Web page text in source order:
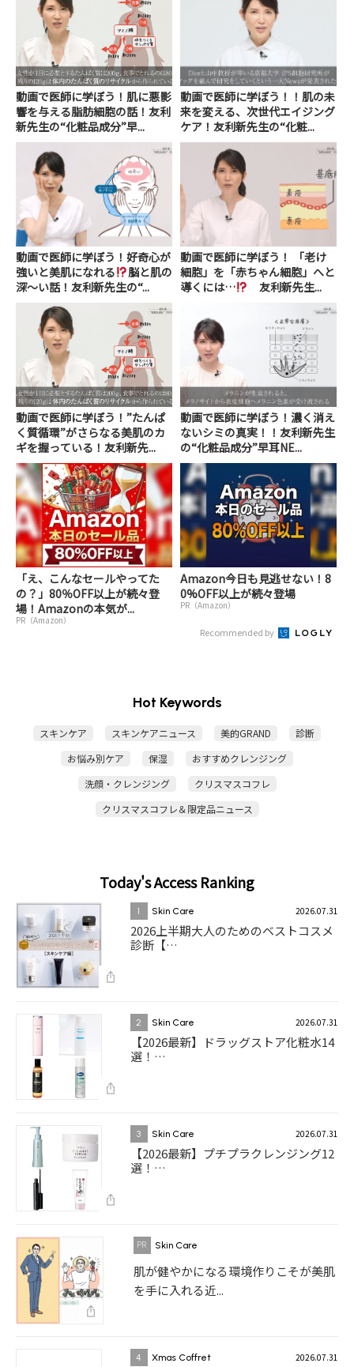
動画で医師に学ぼう！肌に悪影
響を与える脂肪細胞の話！友利
新先生の“化粧品成分”早...
動画で医師に学ぼう！！肌の未
来を変える、次世代エイジング
ケア！友利新先生の“化粧...
動画で医師に学ぼう！好奇心が
強いと美肌になれる
脳と肌の
深～い話！友利新先生の“...
動画で医師に学ぼう！ 「老け
細胞」を「赤ちゃん細胞」へと
導くには…
友利新先生...
動画で医師に学ぼう！”たんぱ
く質循環”がさらなる美肌のカ
ギを握っている！友利新先...
動画で医師に学ぼう！濃く消え
ないシミの真実！！友利新先生
の“化粧品成分”早耳NE...
「え、こんなセールやってた
の？」80％OFF以上が続々登
場！Amazonの本気が...
PR（Amazon）
Amazon今日も見逃せない！8
0%OFF以上が続々登場
PR（Amazon）
Recommended by
Hot Keywords
スキンケア スキンケアニュース 美的GRAND
診断
お悩み別ケア
保湿
おすすめクレンジング
洗顔・クレンジング
クリスマスコフレ
クリスマスコフレ＆限定品ニュース
Today's Access Ranking
1 Skin Care 2026.07.31
2026上半期大人のためのベストコスメ
診断【…
2 Skin Care 2026.07.31
【2026最新】ドラッグストア化粧水14
選！…
3 Skin Care 2026.07.31
【2026最新】プチプラクレンジング12
選！…
Skin Care
肌が健やかになる環境作りこそが美肌
を手に入れる近...
4 Xmas Coffret 2026.07.31